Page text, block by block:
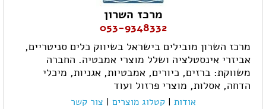
מרכז השרון
053-9348332
מרכז השרון מובילים בישראל בשיווק כלים סניטריים,
אביזרי אינסטלציה ושלל מוצרי אמבטיה. החברה
משווקת: ברזים, כיורים, אמבטיות, אגניות, מיכלי
הדחה, אסלות, מוצרי פרזול ועוד
אודות | קטלוג מוצרים | צור קשר